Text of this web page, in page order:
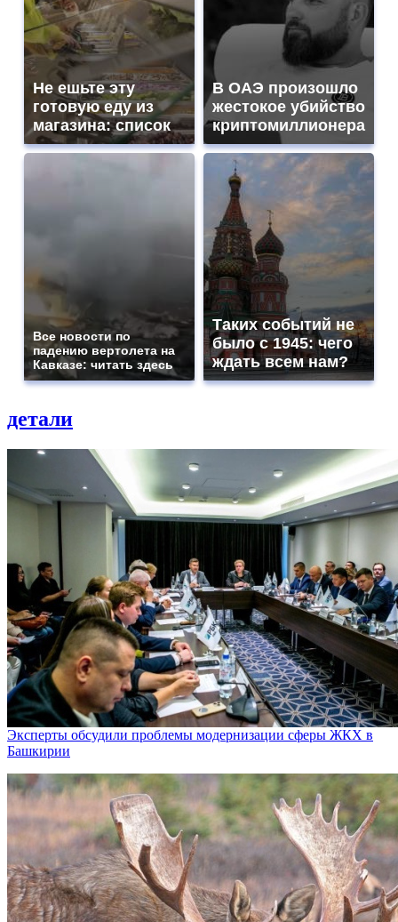
Не ешьте эту
готовую еду из
магазина: список
В ОАЭ произошло
жестокое убийство
криптомиллионера
Все новости по
падению вертолета на
Кавказе: читать здесь
Таких событий не
было с 1945: чего
ждать всем нам?
детали
Эксперты обсудили проблемы модернизации сферы ЖКХ в
Башкирии